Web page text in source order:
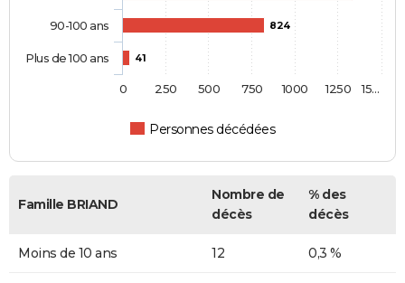
824
41
Personnes décédées
90-100 ans
Plus de 100 ans
0 250 500 750 1000 1250 15…
Famille BRIAND
Nombre de
décès
% des
décès
Moins de 10 ans 12 0,3 %